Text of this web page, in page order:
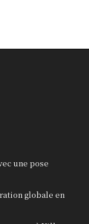
une pose
globale en